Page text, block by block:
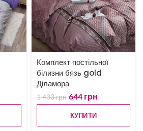
Комплект постільної
білизни бязь gold
Діламора
1 433грн 644 грн
КУПИТИ